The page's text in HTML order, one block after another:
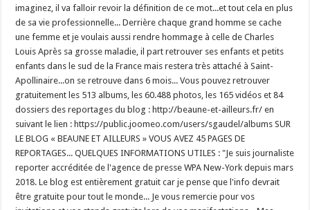
imaginez, il va falloir revoir la définition de ce mot...et tout cela en plus
de sa vie professionnelle... Derrière chaque grand homme se cache
une femme et je voulais aussi rendre hommage à celle de Charles
Louis Après sa grosse maladie, il part retrouver ses enfants et petits
enfants dans le sud de la France mais restera très attaché à Saint-
Apollinaire...on se retrouve dans 6 mois... Vous pouvez retrouver
gratuitement les 513 albums, les 60.488 photos, les 165 vidéos et 84
dossiers des reportages du blog : http://beaune-et-ailleurs.fr/ en
suivant le lien : https://public.joomeo.com/users/sgaudel/albums SUR
LE BLOG « BEAUNE ET AILLEURS » VOUS AVEZ 45 PAGES DE
REPORTAGES... QUELQUES INFORMATIONS UTILES : "Je suis journaliste
reporter accréditée de l'agence de presse WPA New-York depuis mars
2018. Le blog est entièrement gratuit car je pense que l'info devrait
être gratuite pour tout le monde... Je vous remercie pour vos